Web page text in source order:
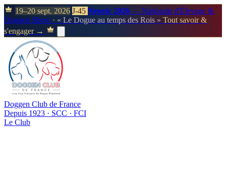
19–20 sept. 2026 J-45 Neuvic 2026 — Nationale d'Élevage &
Doggen Show · « Le Dogue au temps des Rois » Tout savoir &
s'engager →
Doggen Club de France
Depuis 1923 · SCC · FCI
Le Club